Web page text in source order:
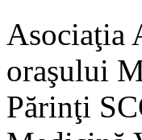
Asociaţia
oraşului
Părinţi